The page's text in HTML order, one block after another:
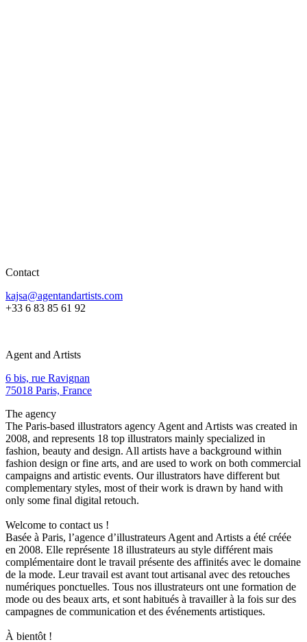
Contact
kajsa@agentandartists.com
+33 6 83 85 61 92
Agent and Artists
6 bis, rue Ravignan
75018 Paris, France
The agency
The Paris-based illustrators agency Agent and Artists was created in
2008, and represents 18 top illustrators mainly specialized in
fashion, beauty and design. All artists have a background within
fashion design or fine arts, and are used to work on both commercial
campaigns and artistic events. Our illustrators have different but
complementary styles, most of their work is drawn by hand with
only some final digital retouch.
Welcome to contact us !
Basée à Paris, l’agence d’illustrateurs Agent and Artists a été créée
en 2008. Elle représente 18 illustrateurs au style différent mais
complémentaire dont le travail présente des affinités avec le domaine
de la mode. Leur travail est avant tout artisanal avec des retouches
numériques ponctuelles. Tous nos illustrateurs ont une formation de
mode ou des beaux arts, et sont habitués à travailler à la fois sur des
campagnes de communication et des événements artistiques.
À bientôt !